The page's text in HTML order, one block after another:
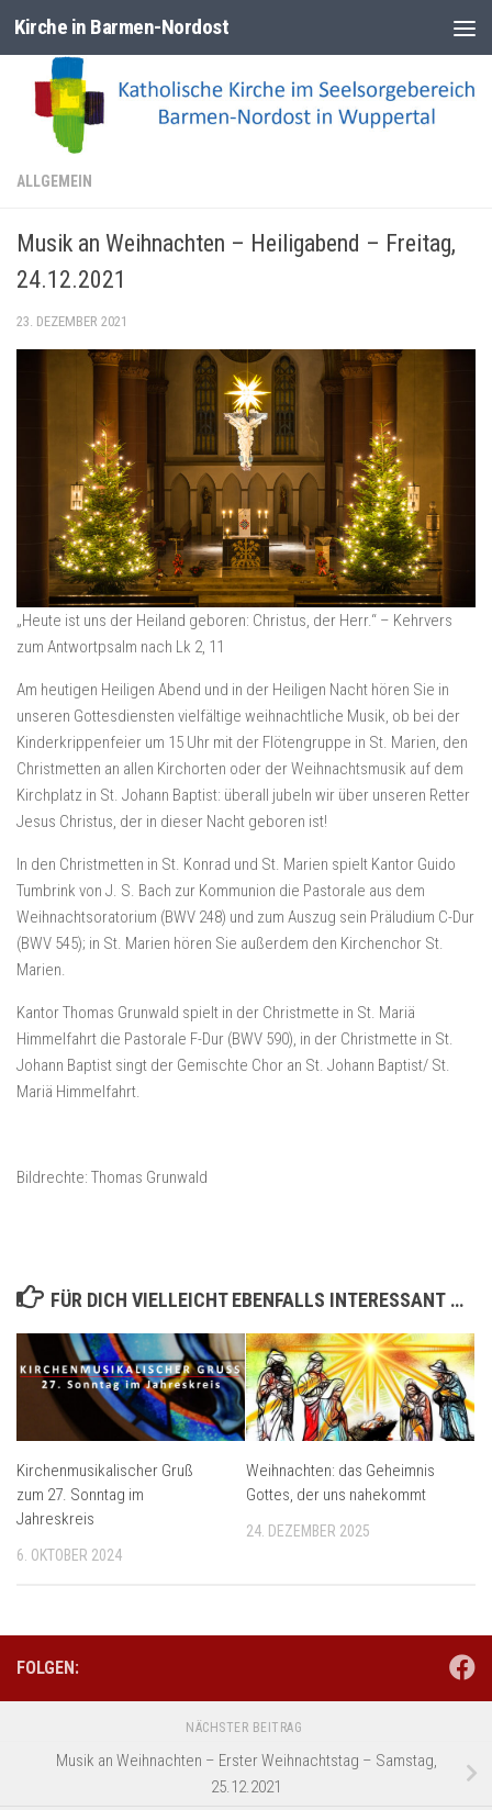
Zum Inhalt springen
Kirche in Barmen-Nordost
ALLGEMEIN
Musik an Weihnachten – Heiligabend – Freitag,
24.12.2021
23. DEZEMBER 2021
„Heute ist uns der Heiland geboren: Christus, der Herr.“ – Kehrvers
zum Antwortpsalm nach Lk 2, 11
Am heutigen Heiligen Abend und in der Heiligen Nacht hören Sie in
unseren Gottesdiensten vielfältige weihnachtliche Musik, ob bei der
Kinderkrippenfeier um 15 Uhr mit der Flötengruppe in St. Marien, den
Christmetten an allen Kirchorten oder der Weihnachtsmusik auf dem
Kirchplatz in St. Johann Baptist: überall jubeln wir über unseren Retter
Jesus Christus, der in dieser Nacht geboren ist!
In den Christmetten in St. Konrad und St. Marien spielt Kantor Guido
Tumbrink von J. S. Bach zur Kommunion die Pastorale aus dem
Weihnachtsoratorium (BWV 248) und zum Auszug sein Präludium C-Dur
(BWV 545); in St. Marien hören Sie außerdem den Kirchenchor St.
Marien.
Kantor Thomas Grunwald spielt in der Christmette in St. Mariä
Himmelfahrt die Pastorale F-Dur (BWV 590), in der Christmette in St.
Johann Baptist singt der Gemischte Chor an St. Johann Baptist/ St.
Mariä Himmelfahrt.
Bildrechte: Thomas Grunwald
FÜR DICH VIELLEICHT EBENFALLS INTERESSANT …
Kirchenmusikalischer Gruß
zum 27. Sonntag im
Jahreskreis
6. OKTOBER 2024
Weihnachten: das Geheimnis
Gottes, der uns nahekommt
24. DEZEMBER 2025
FOLGEN:
NÄCHSTER BEITRAG
Musik an Weihnachten – Erster Weihnachtstag – Samstag,
25.12.2021